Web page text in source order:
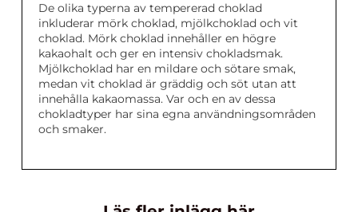
De olika typerna av tempererad choklad
inkluderar mörk choklad, mjölkchoklad och vit
choklad. Mörk choklad innehåller en högre
kakaohalt och ger en intensiv chokladsmak.
Mjölkchoklad har en mildare och sötare smak,
medan vit choklad är gräddig och söt utan att
innehålla kakaomassa. Var och en av dessa
chokladtyper har sina egna användningsområden
och smaker.